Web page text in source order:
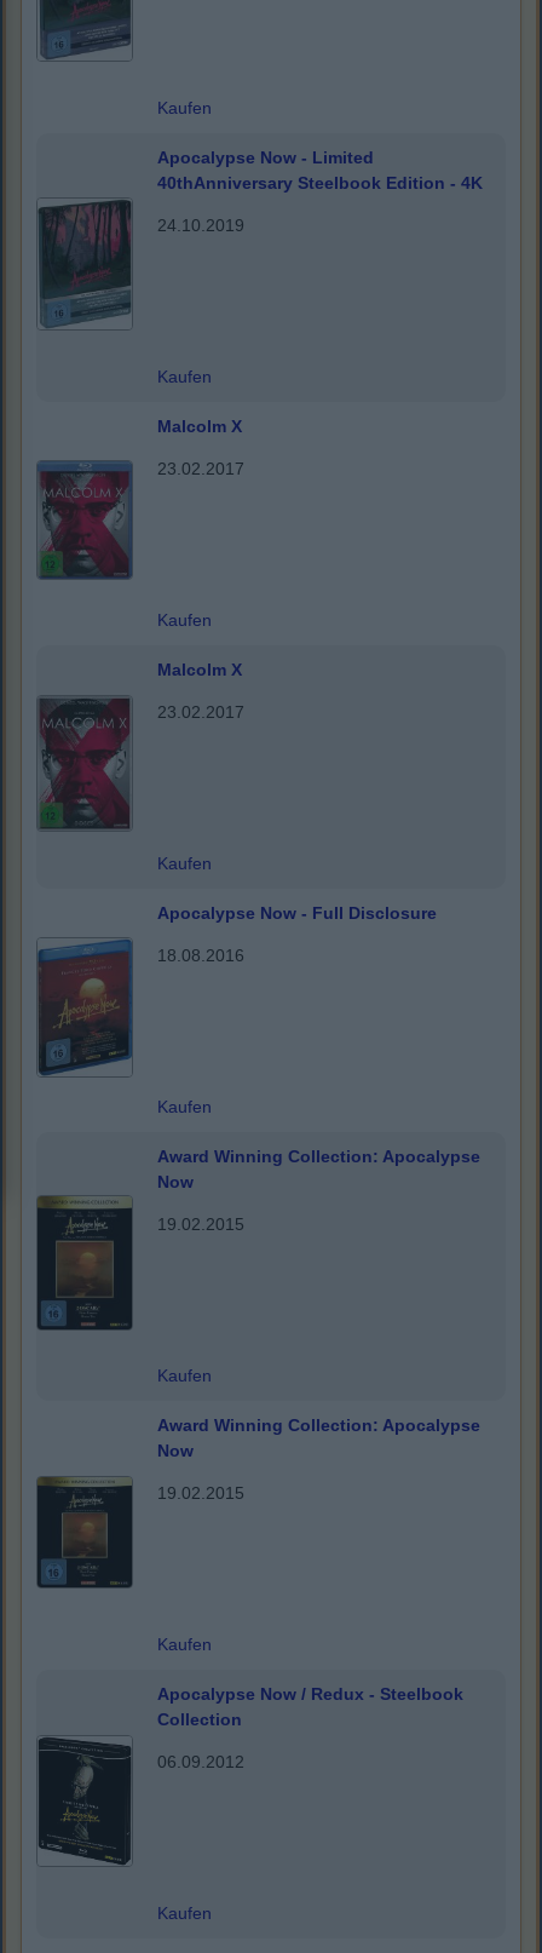
Kaufen
Apocalypse Now - Limited
40thAnniversary Steelbook Edition - 4K
24.10.2019
Kaufen
Malcolm X
23.02.2017
Kaufen
Malcolm X
23.02.2017
Kaufen
Apocalypse Now - Full Disclosure
18.08.2016
Kaufen
Award Winning Collection: Apocalypse
Now
19.02.2015
Kaufen
Award Winning Collection: Apocalypse
Now
19.02.2015
Kaufen
Apocalypse Now / Redux - Steelbook
Collection
06.09.2012
Kaufen